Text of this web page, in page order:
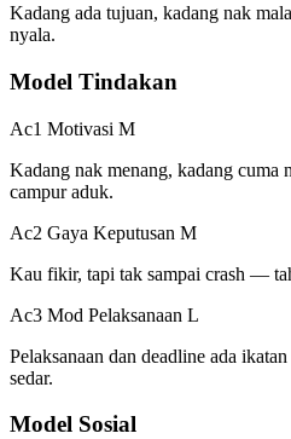
Kadang ada tujuan, kadang nak
nyala.
Model Tindakan
Ac1 Motivasi M
Kadang nak menang, kadang
campur aduk.
Ac2 Gaya Keputusan M
Kau fikir, tapi tak sampai crash —
Ac3 Mod Pelaksanaan L
Pelaksanaan dan deadline ada
sedar.
Model Sosial